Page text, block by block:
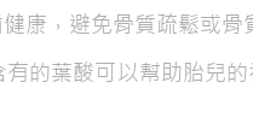
康，避免骨質疏鬆或
的葉酸可以幫助胎兒